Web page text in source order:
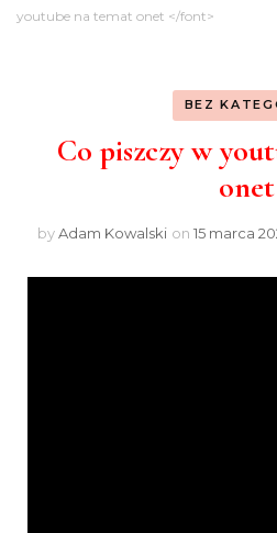
youtube na temat onet </font>
BEZ
Co piszczy w
onet
byAdam Kowalski on 15 marca